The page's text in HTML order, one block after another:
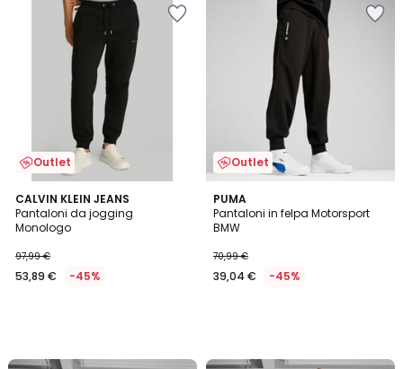
Outlet
CALVIN KLEIN JEANS
Pantaloni da jogging
Monologo
97,99 €
53,89 € -45%
Outlet
PUMA
Pantaloni in felpa Motorsport
BMW
70,99 €
39,04 € -45%